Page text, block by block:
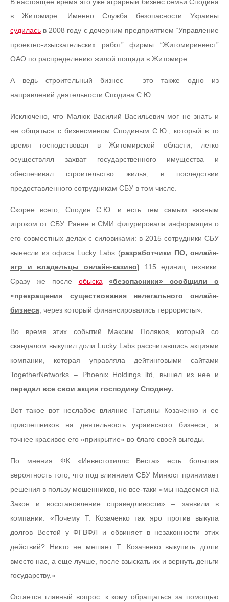
В настоящее время это уже аграрный бизнес семьи Сподина
в Житомире. Именно Служба безопасности Украины
судилась в 2008 году с дочерним предприятием “Управление
проектно-изыскательских работ” фирмы “Житомиринвест”
ОАО по распределению жилой пощади в Житомире.
А ведь строительный бизнес – это также одно из
направлений деятельности Сподина С.Ю.
Исключено, что Малюк Василий Васильевич мог не знать и
не общаться с бизнесменом Сподиным С.Ю., который в то
время господствовал в Житомирской области, легко
осуществлял захват государственного имущества и
обеспечивал строительство жилья, в последствии
предоставленного сотрудникам СБУ в том числе.
Скорее всего, Сподин С.Ю. и есть тем самым важным
игроком от СБУ. Ранее в СМИ фигурировала информация о
его совместных делах с силовиками: в 2015 сотрудники СБУ
вынесли из офиса Lucky Labs (разработчики ПО, онлайн-
игр и владельцы онлайн-казино) 115 единиц техники.
Сразу же после обыска
«безопасники» сообщили о
«прекращении существования нелегального онлайн-
бизнеса, через который финансировались террористы».
Во время этих событий Максим Поляков, который со
скандалом выкупил доли Lucky Labs рассчитавшись акциями
компании, которая управляла дейтинговыми сайтами
TogetherNetworks – Phoenix Holdings ltd, вышел из нее и
передал все свои акции господину Сподину.
Вот такое вот неслабое влияние Татьяны Козаченко и ее
приспешников на деятельность украинского бизнеса, а
точнее красивое его «прикрытие» во благо своей выгоды.
По мнения ФК «Инвестохиллс Веста» есть большая
вероятность того, что под влиянием СБУ Минюст принимает
решения в пользу мошенников, но все-таки «мы надеемся на
Закон и восстановление справедливости» – заявили в
компании. «Почему Т. Козаченко так яро против выкупа
долгов Вестой у ФГВФЛ и обвиняет в незаконности этих
действий? Никто не мешает Т. Козаченко выкупить долги
вместо нас, а еще лучше, после взыскать их и вернуть деньги
государству.»
Остается главный вопрос: к кому обращаться за помощью